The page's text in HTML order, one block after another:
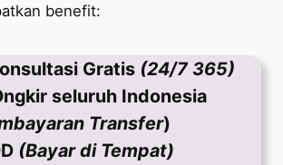
benefit:
Gratis (24/7 365)
seluruh Indonesia
Transfer)
(Bayar di Tempat)